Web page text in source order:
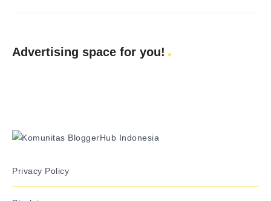
Advertising space for you!
Privacy Policy